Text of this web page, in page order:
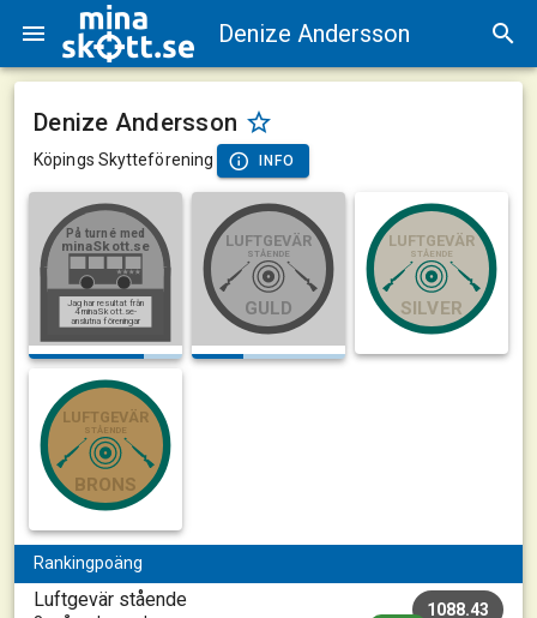
Denize Andersson
Denize Andersson
Köpings Skytteförening INFO
minaSkott.se
På turné med
Jag har resultat från
4 minaSkott.se-
anslutna föreningar
LUFTGEVÄR
STÅENDE
GULD
LUFTGEVÄR
STÅENDE
SILVER
LUFTGEVÄR
STÅENDE
BRONS
Rankingpoäng
Luftgevär stående 1088.43